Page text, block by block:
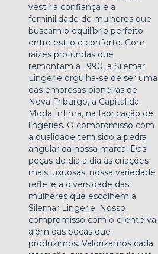
vestir a confiança e a
feminilidade de mulheres que
buscam o equilíbrio perfeito
entre estilo e conforto. Com
raízes profundas que
remontam a 1990, a Silemar
Lingerie orgulha-se de ser uma
das empresas pioneiras de
Nova Friburgo, a Capital da
Moda Íntima, na fabricação de
lingeries. O compromisso com
a qualidade tem sido a pedra
angular da nossa marca. Das
peças do dia a dia às criações
mais luxuosas, nossa variedade
reflete a diversidade das
mulheres que escolhem a
Silemar Lingerie. Nosso
compromisso com o cliente vai
além das peças que
produzimos. Valorizamos cada